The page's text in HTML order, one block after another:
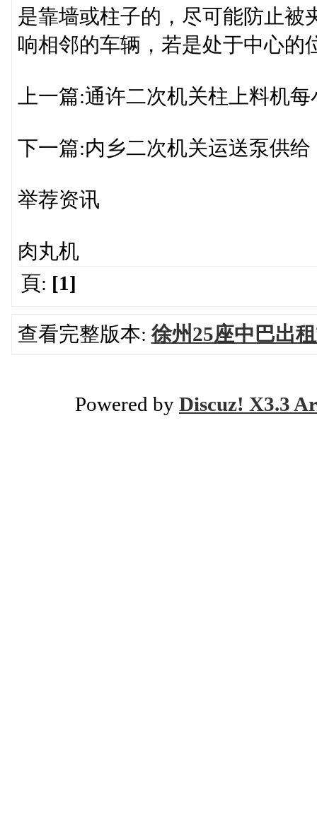
是靠墙或柱子的，尽可能防止被
响相邻的车辆，若是处于中心的
上一篇:通许二次机关柱上料机
下一篇:内乡二次机关运送泵供给
举荐资讯
肉丸机
頁: [1]
查看完整版本: 徐州25座中巴出
Powered by Discuz! X3.3